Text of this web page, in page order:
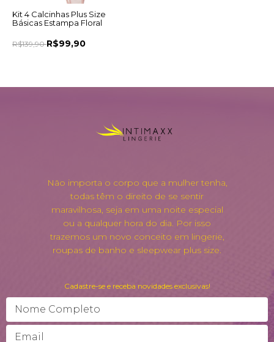
Kit 4 Calcinhas Plus Size
Básicas Estampa Floral
R$139,90R$99,90
Não importa o corpo que a mulher tenha,
todas têm o direito de se sentir
maravilhosa, seja em uma noite especial
ou a qualquer hora do dia. Por isso
trazemos um novo conceito em lingerie,
roupas de banho e sleepwear plus size.
Cadastre-se e receba novidades exclusivas!